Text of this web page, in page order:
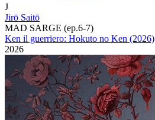
J
Jirō Saitō
MAD SARGE (ep.6-7)
Ken il guerriero: Hokuto no Ken (2026)
2026